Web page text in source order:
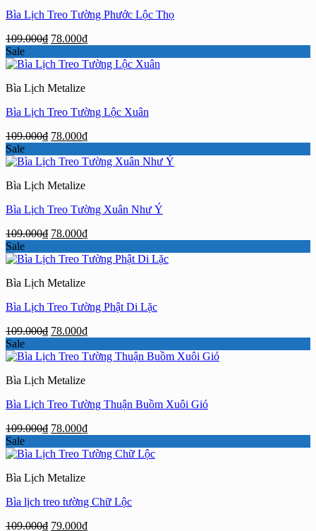
Bìa Lịch Treo Tường Phước Lộc Thọ
109.000₫ Giá
là:
78.000₫Giá
tại
Sale
Bìa Lịch Metalize
Bìa Lịch Treo Tường Lộc Xuân
109.000₫ Giá
là:
78.000₫Giá
tại
Sale
Bìa Lịch Metalize
Bìa Lịch Treo Tường Xuân Như Ý
109.000₫ Giá
là:
78.000₫Giá
tại
Sale
Bìa Lịch Metalize
Bìa Lịch Treo Tường Phật Di Lặc
109.000₫ Giá
là:
78.000₫Giá
tại
Sale
Bìa Lịch Metalize
Bìa Lịch Treo Tường Thuận Buồm Xuôi Gió
109.000₫ Giá
là:
78.000₫Giá
tại
Sale
Bìa Lịch Metalize
Bìa lịch treo tường Chữ Lộc
109.000₫ Giá
79.000₫Giá